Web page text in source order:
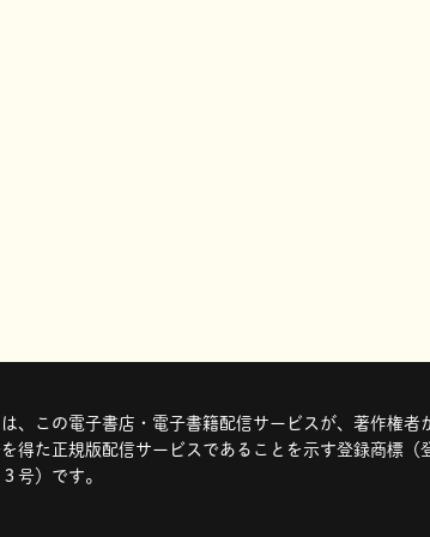
、この電子書店・電子書籍配信サービスが、著作権者
得た正規版配信サービスであることを示す登録商標（
号）です。